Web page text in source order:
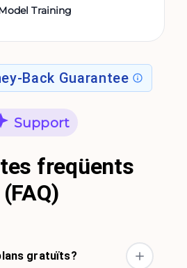
Training
Back Guarantee
Support
freqüents
(FAQ)
gratuïts?